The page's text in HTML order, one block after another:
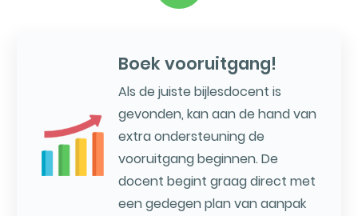
Boek vooruitgang!
Als de juiste bijlesdocent is
gevonden, kan aan de hand van
extra ondersteuning de
vooruitgang beginnen. De
docent begint graag direct met
een gedegen plan van aanpak